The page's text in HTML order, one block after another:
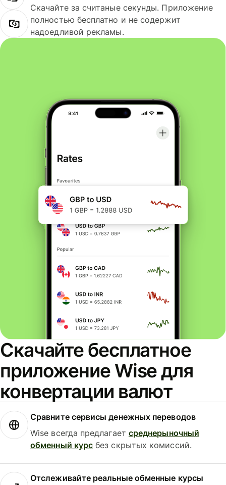
Скачайте за считаные секунды. Приложение
полностью бесплатно и не содержит
надоедливой рекламы.
Скачайте бесплатное
приложение Wise для
конвертации валют
Сравните сервисы денежных переводов
Wise всегда предлагает среднерыночный
обменный курс без скрытых комиссий.
Отслеживайте реальные обменные курсы